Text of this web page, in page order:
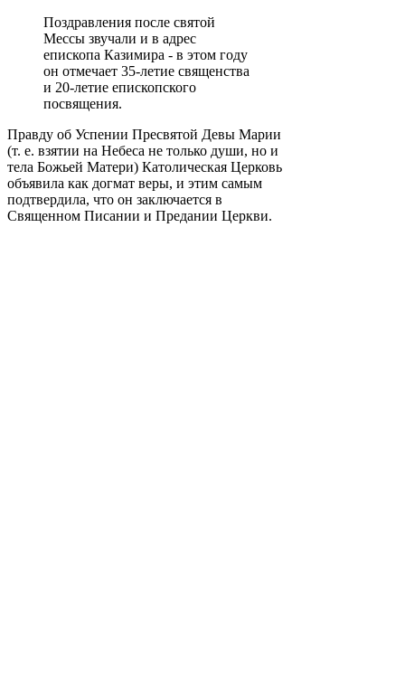
Поздравления после святой
Мессы звучали и в адрес
епископа Казимира - в этом году
он отмечает 35-летие священства
и 20-летие епископского
посвящения.
Правду об Успении Пресвятой Девы Марии
(т. е. взятии на Небеса не только души, но и
тела Божьей Матери) Католическая Церковь
объявила как догмат веры, и этим самым
подтвердила, что он заключается в
Священном Писании и Предании Церкви.